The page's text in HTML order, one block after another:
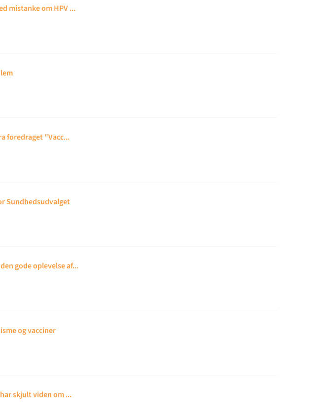
mistanke om HPV ...
foredraget "Vacc...
Sundhedsudvalget
gode oplevelse af...
og vacciner
skjult viden om ...